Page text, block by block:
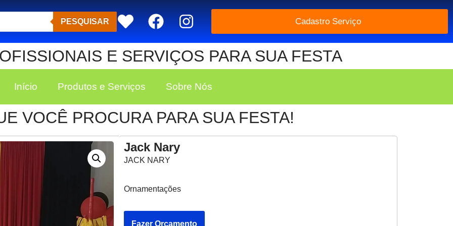
PESQUISAR Cadastro Serviço
E SERVIÇOS PARA SUA FESTA
Início Produtos e Serviços Sobre Nós
VOCÊ PROCURA PARA SUA FESTA!
Jack Nary
JACK NARY
Ornamentações
Fazer Orçamento